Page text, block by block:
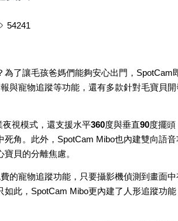
54241
了讓毛孩爸媽們能夠安心出門，SpotCam
與寵物追蹤等功能，還有多款針對毛寶貝
夜視模式，還支援水平360度與垂直90度擺頭
角。此外，SpotCam Mibo也內建雙向語
貝的分離焦慮。
的寵物追蹤功能，只要攝影機偵測到畫面
此，SpotCam Mibo更內建了 人形追蹤功